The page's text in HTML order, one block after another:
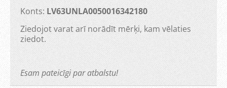
Konts: LV63UNLA0050016342180
Ziedojot varat arī norādīt mērķi, kam vēlaties
ziedot.
Esam pateicīgi par atbalstu!